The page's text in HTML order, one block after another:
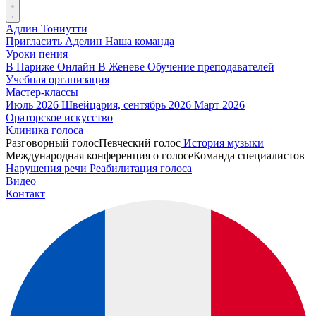
Адлин Тониутти
Пригласить Аделин Наша команда
Уроки пения
В Париже Онлайн В Женеве Обучение преподавателей
Учебная организация
Мастер-классы
Июль 2026 Швейцария, сентябрь 2026 Март 2026
Ораторское искусство
Клиника голоса
Разговорный голосПевческий голос История музыки
Международная конференция о голосеКоманда специалистов
Нарушения речи Реабилитация голоса
Видео
Контакт